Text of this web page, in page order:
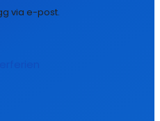
via e-post.